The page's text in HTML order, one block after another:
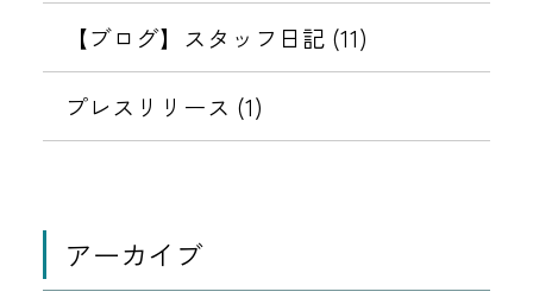
【ブログ】スタッフ日記 (11)
プレスリリース (1)
アーカイブ